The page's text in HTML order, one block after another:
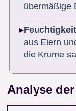
übermäßige
aus Eiern
die Krume
Analyse